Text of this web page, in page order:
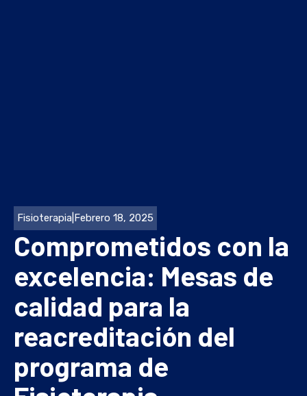
Fisioterapia Febrero 18, 2025
Comprometidos con la
excelencia: Mesas de
calidad para la
reacreditación del
programa de